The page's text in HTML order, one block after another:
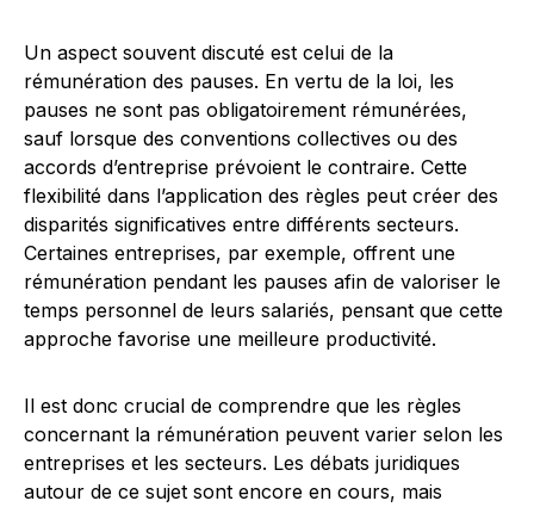
Un aspect souvent discuté est celui de la
rémunération des pauses. En vertu de la loi, les
pauses ne sont pas obligatoirement rémunérées,
sauf lorsque des conventions collectives ou des
accords d’entreprise prévoient le contraire. Cette
flexibilité dans l’application des règles peut créer des
disparités significatives entre différents secteurs.
Certaines entreprises, par exemple, offrent une
rémunération pendant les pauses afin de valoriser le
temps personnel de leurs salariés, pensant que cette
approche favorise une meilleure productivité.
Il est donc crucial de comprendre que les règles
concernant la rémunération peuvent varier selon les
entreprises et les secteurs. Les débats juridiques
autour de ce sujet sont encore en cours, mais